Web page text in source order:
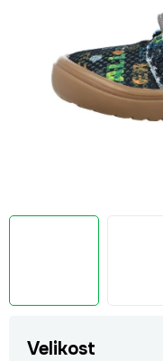
Velikost